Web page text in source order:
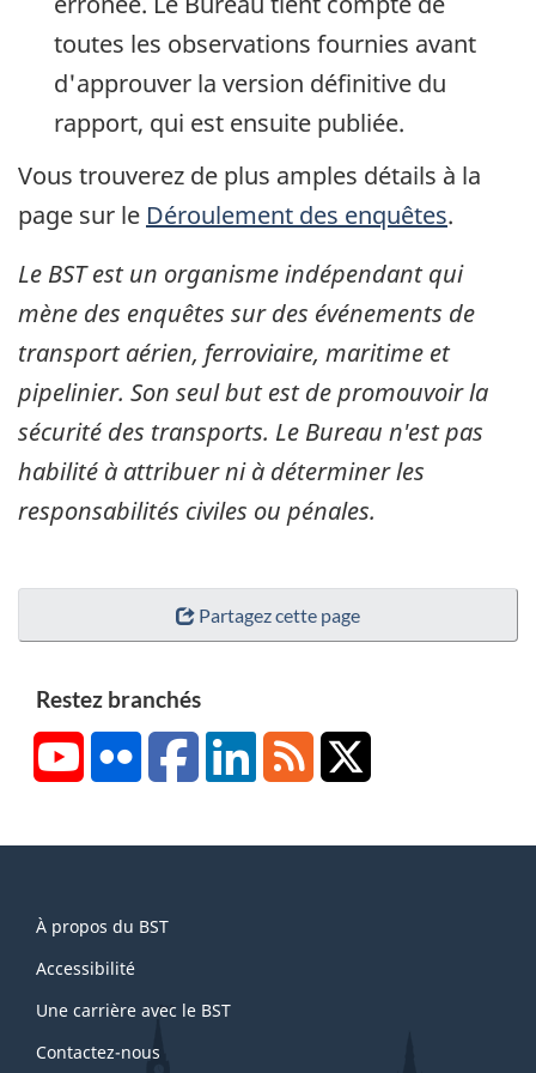
toutes les observations fournies avant
d'approuver la version définitive du
rapport, qui est ensuite publiée.
Vous trouverez de plus amples détails à la
page sur le Déroulement des enquêtes.
Le BST est un organisme indépendant qui
mène des enquêtes sur des événements de
transport aérien, ferroviaire, maritime et
pipelinier. Son seul but est de promouvoir la
sécurité des transports. Le Bureau n'est pas
habilité à attribuer ni à déterminer les
responsabilités civiles ou pénales.
Partagez cette page
Restez branchés
YouTubeFlickr FacebookLinkedInRSS
this
site
À propos du BST
Accessibilité
Une carrière avec le BST
Contactez-nous